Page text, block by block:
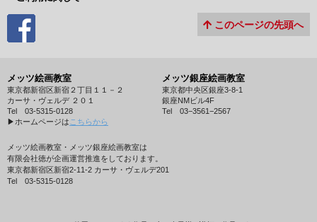
このページの先頭へ
メッツ絵画教室
東京都新宿区新宿２丁目１１－２
カーサ・ヴェルデ ２０１
Tel 03-5315-0128
▶︎ホームページは こちらから
メッツ銀座絵画教室
東京都中央区銀座3-8-1
銀座NMビル4F
Tel 03−3561−2567
メッツ絵画教室・メッツ銀座絵画教室は
有限会社徳が企画運営推進をしております。
東京都新宿区新宿2-11-2 カーサ・ヴェルデ201
Tel 03-5315-0128